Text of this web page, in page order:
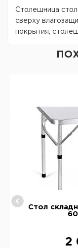
Столешница
сверху
покрытия,
Стол
2